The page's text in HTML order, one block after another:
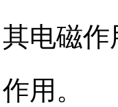
其电磁作
作用。